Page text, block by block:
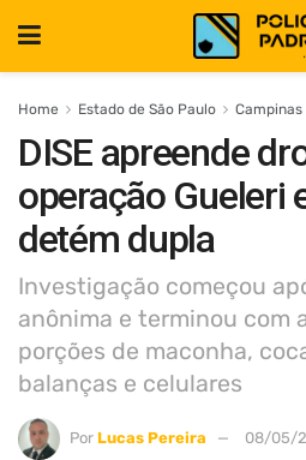
Home Estado de São Paulo Campinas
DISE apreende
operação Gueleri
detém dupla
Investigação começou
anônima e terminou com
porções de maconha,
balanças e celulares
Por Lucas Pereira
08/05/